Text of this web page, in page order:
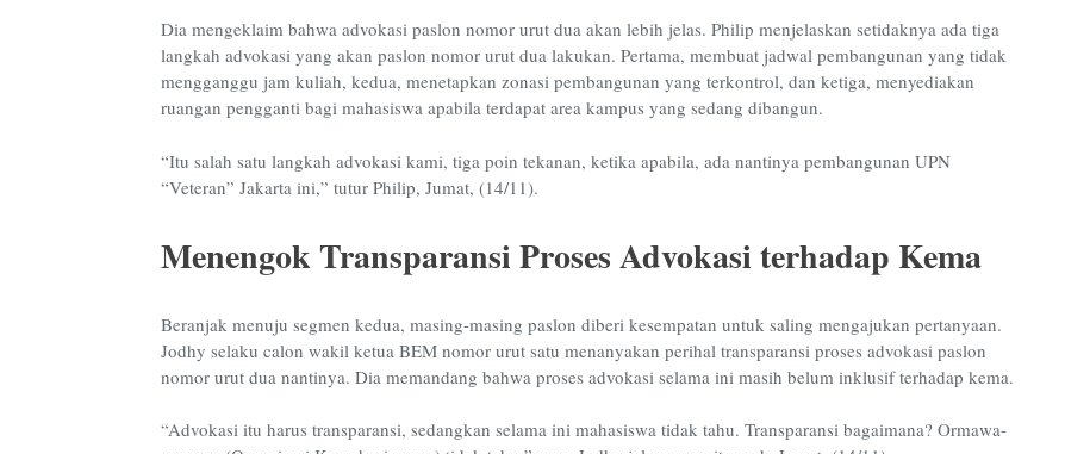
Dia mengeklaim bahwa advokasi paslon nomor urut dua akan lebih jelas. Philip menjelaskan setidaknya ada tiga
langkah advokasi yang akan paslon nomor urut dua lakukan. Pertama, membuat jadwal pembangunan yang tidak
mengganggu jam kuliah, kedua, menetapkan zonasi pembangunan yang terkontrol, dan ketiga, menyediakan
ruangan pengganti bagi mahasiswa apabila terdapat area kampus yang sedang dibangun.
“Itu salah satu langkah advokasi kami, tiga poin tekanan, ketika apabila, ada nantinya pembangunan UPN
“Veteran” Jakarta ini,” tutur Philip, Jumat, (14/11).
Menengok Transparansi Proses Advokasi terhadap Kema
Beranjak menuju segmen kedua, masing-masing paslon diberi kesempatan untuk saling mengajukan pertanyaan.
Jodhy selaku calon wakil ketua BEM nomor urut satu menanyakan perihal transparansi proses advokasi paslon
nomor urut dua nantinya. Dia memandang bahwa proses advokasi selama ini masih belum inklusif terhadap kema.
“Advokasi itu harus transparansi, sedangkan selama ini mahasiswa tidak tahu. Transparansi bagaimana? Ormawa-